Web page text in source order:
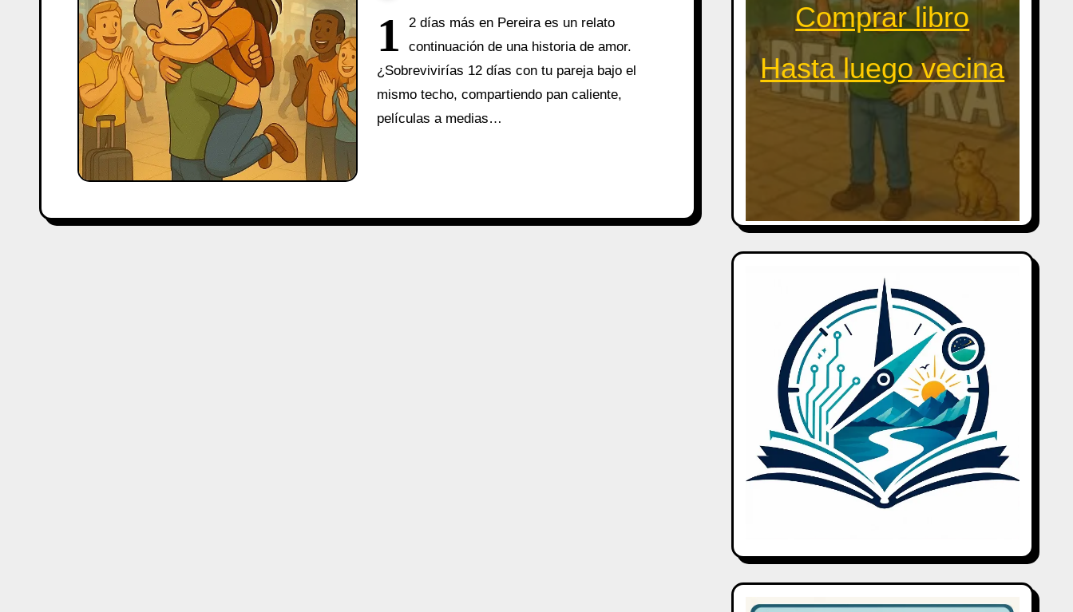
1
2 días más en Pereira es un relato
continuación de una historia de amor.
¿Sobrevivirías 12 días con tu pareja bajo el
mismo techo, compartiendo pan caliente,
películas a medias…
Comprar libro
Hasta luego vecina